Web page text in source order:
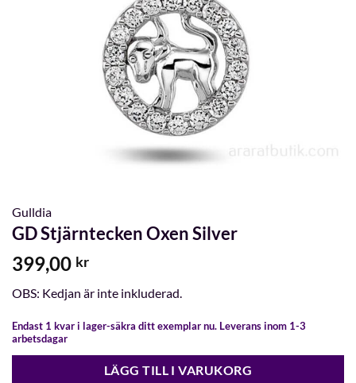
Gulldia
GD Stjärntecken Oxen Silver
399,00 kr
OBS: Kedjan är inte inkluderad.
Endast 1 kvar i lager-säkra ditt exemplar nu. Leverans inom 1-3
arbetsdagar
LÄGG TILL I VARUKORG